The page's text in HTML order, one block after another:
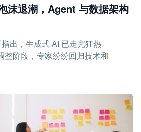
沫退潮，Agent 与数据架构
出，生成式 AI 已走完狂热
整阶段，专家纷纷回归技术和